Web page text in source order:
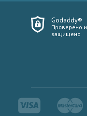
Godaddy®
Проверено и
защищено